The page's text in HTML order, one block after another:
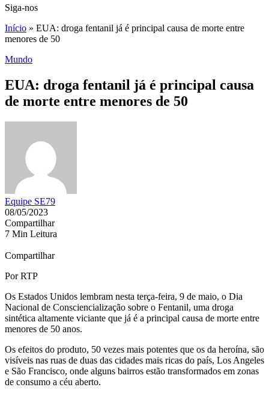
Siga-nos
Início » EUA: droga fentanil já é principal causa de morte entre
menores de 50
Mundo
EUA: droga fentanil já é principal causa
de morte entre menores de 50
Equipe SE79
08/05/2023
Compartilhar
7 Min Leitura
Compartilhar
Por RTP
Os Estados Unidos lembram nesta terça-feira, 9 de maio, o Dia
Nacional de Consciencialização sobre o Fentanil, uma droga
sintética altamente viciante que já é a principal causa de morte entre
menores de 50 anos.
Os efeitos do produto, 50 vezes mais potentes que os da heroína, são
visíveis nas ruas de duas das cidades mais ricas do país, Los Angeles
e São Francisco, onde alguns bairros estão transformados em zonas
de consumo a céu aberto.